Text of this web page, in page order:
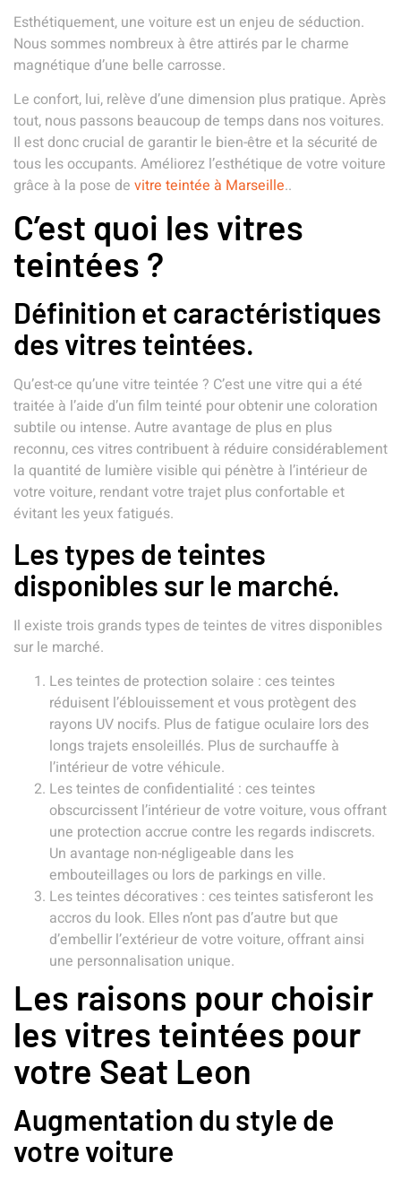
Esthétiquement, une voiture est un enjeu de séduction.
Nous sommes nombreux à être attirés par le charme
magnétique d’une belle carrosse.
Le confort, lui, relève d’une dimension plus pratique. Après
tout, nous passons beaucoup de temps dans nos voitures.
Il est donc crucial de garantir le bien-être et la sécurité de
tous les occupants. Améliorez l’esthétique de votre voiture
grâce à la pose de vitre teintée à Marseille..
C’est quoi les vitres
teintées ?
Définition et caractéristiques
des vitres teintées.
Qu’est-ce qu’une vitre teintée ? C’est une vitre qui a été
traitée à l’aide d’un film teinté pour obtenir une coloration
subtile ou intense. Autre avantage de plus en plus
reconnu, ces vitres contribuent à réduire considérablement
la quantité de lumière visible qui pénètre à l’intérieur de
votre voiture, rendant votre trajet plus confortable et
évitant les yeux fatigués.
Les types de teintes
disponibles sur le marché.
Il existe trois grands types de teintes de vitres disponibles
sur le marché.
Les teintes de protection solaire : ces teintes
réduisent l’éblouissement et vous protègent des
rayons UV nocifs. Plus de fatigue oculaire lors des
longs trajets ensoleillés. Plus de surchauffe à
l’intérieur de votre véhicule.
Les teintes de confidentialité : ces teintes
obscurcissent l’intérieur de votre voiture, vous offrant
une protection accrue contre les regards indiscrets.
Un avantage non-négligeable dans les
embouteillages ou lors de parkings en ville.
Les teintes décoratives : ces teintes satisferont les
accros du look. Elles n’ont pas d’autre but que
d’embellir l’extérieur de votre voiture, offrant ainsi
une personnalisation unique.
Les raisons pour choisir
les vitres teintées pour
votre Seat Leon
Augmentation du style de
votre voiture